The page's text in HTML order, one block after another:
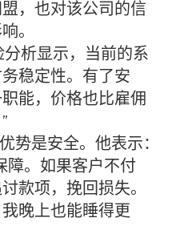
，也对该公司的信
。
分析显示，当前的系
稳定性。有了安
能，价格也比雇佣
势是安全。他表示：
障。如果客户不付
款项，挽回损失。
晚上也能睡得更